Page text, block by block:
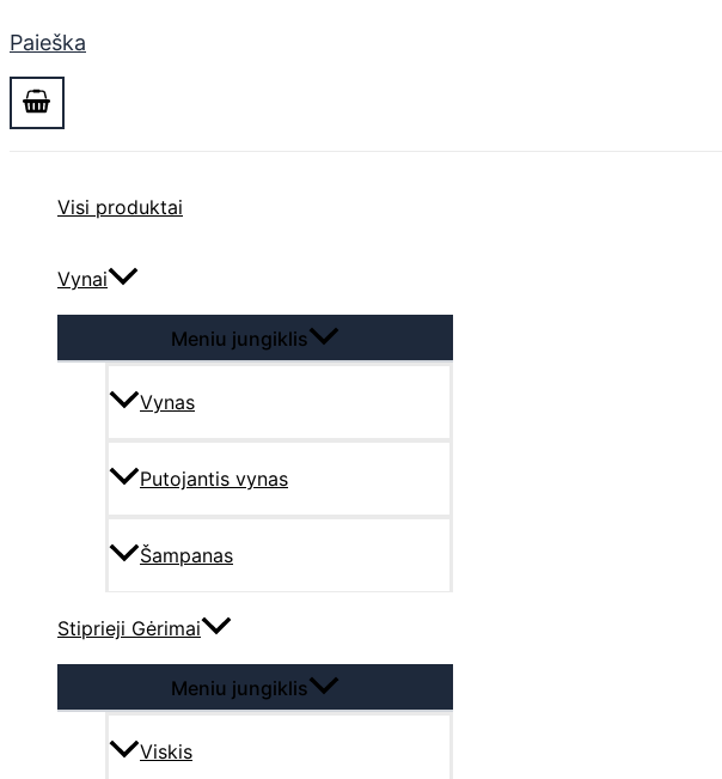
Paieška
Visi produktai
Vynai
Meniu jungiklis
Vynas
Putojantis vynas
Šampanas
Stiprieji Gėrimai
Meniu jungiklis
Viskis